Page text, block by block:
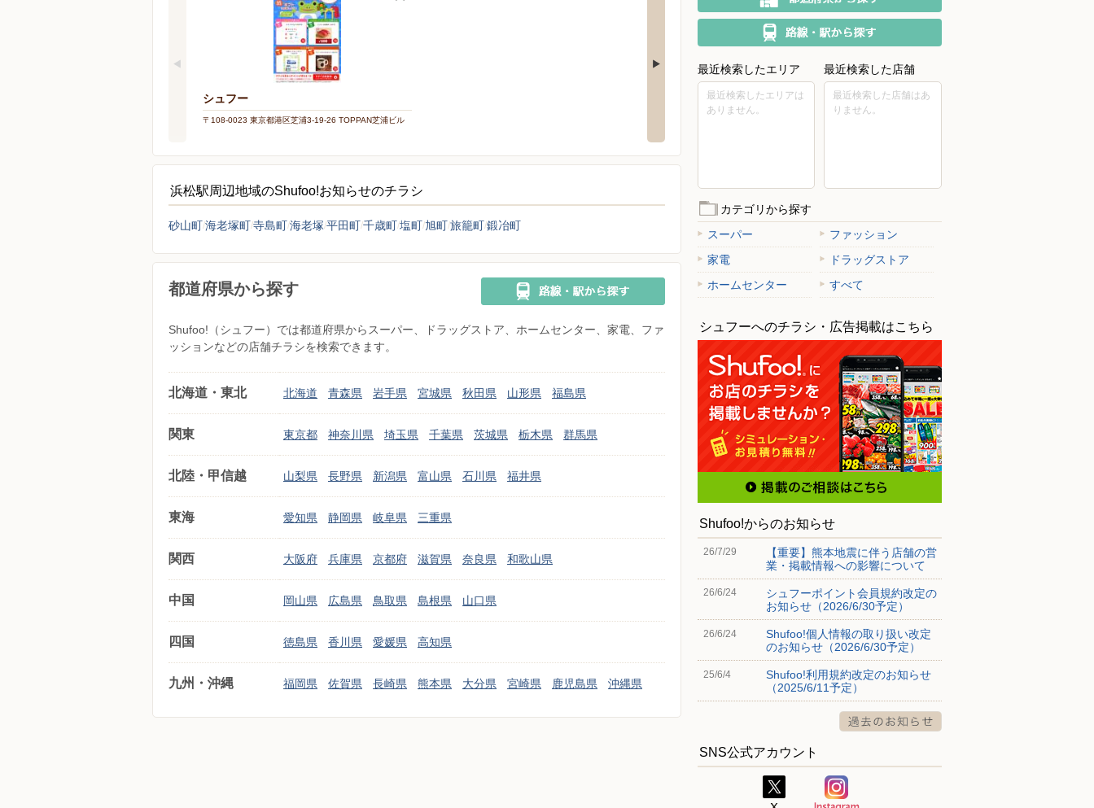
シュフー
〒108-0023 東京都港区芝浦3-19-26 TOPPAN芝浦ビル
浜松駅周辺地域のShufoo!お知らせのチラシ
砂山町海老塚町寺島町海老塚 平田町千歳町塩町旭町旅籠町鍛冶町
都道府県から探す
Shufoo!（シュフー）では都道府県からスーパー、ドラッグストア、ホームセンター、家電、ファ
ッションなどの店舗チラシを検索できます。
北海道・東北 北海道 青森県 岩手県 宮城県 秋田県 山形県 福島県
関東 東京都 神奈川県 埼玉県 千葉県 茨城県 栃木県 群馬県
北陸・甲信越 山梨県 長野県 新潟県 富山県 石川県 福井県
東海 愛知県 静岡県 岐阜県 三重県
関西 大阪府 兵庫県 京都府 滋賀県 奈良県 和歌山県
中国 岡山県 広島県 鳥取県 島根県 山口県
四国 徳島県 香川県 愛媛県 高知県
九州・沖縄 福岡県 佐賀県 長崎県 熊本県 大分県 宮崎県 鹿児島県 沖縄県
最近検索したエリア
最近検索したエリアは
ありません。
最近検索した店舗
最近検索した店舗はあ
りません。
カテゴリから探す
スーパー
ファッション
家電
ドラッグストア
ホームセンター
すべて
シュフーへのチラシ・広告掲載はこちら
Shufoo!からのお知らせ
26/7/29
【重要】熊本地震に伴う店舗の営
業・掲載情報への影響について
26/6/24
シュフーポイント会員規約改定の
お知らせ（2026/6/30予定）
26/6/24
Shufoo!個人情報の取り扱い改定
のお知らせ（2026/6/30予定）
25/6/4
Shufoo!利用規約改定のお知らせ
（2025/6/11予定）
SNS公式アカウント